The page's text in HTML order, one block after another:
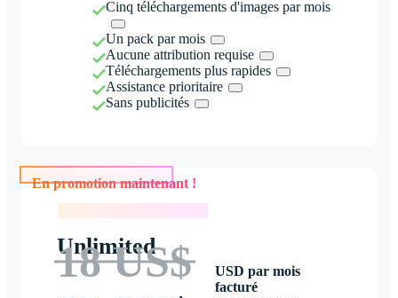
Cinq téléchargements d'images par mois
Un pack par mois
Aucune attribution requise
Téléchargements plus rapides
Assistance prioritaire
Sans publicités
En promotion maintenant !
Unlimited
18 US$
USD par mois
facturé